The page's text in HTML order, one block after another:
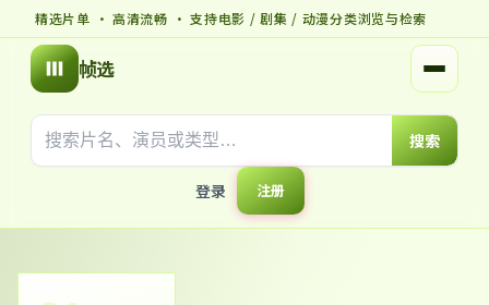
精选片单 · 高清流畅 · 支持电影 / 剧集 / 动漫分类浏览与检索
帧选 打开
搜索
登录 注册